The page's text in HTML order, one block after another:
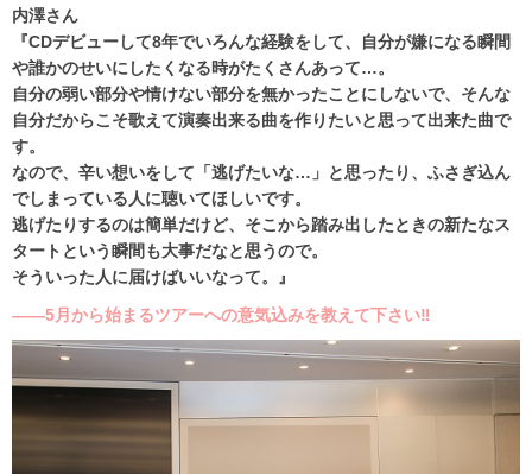
内澤さん
『CDデビューして8年でいろんな経験をして、自分が嫌になる瞬間
や誰かのせいにしたくなる時がたくさんあって…。
自分の弱い部分や情けない部分を無かったことにしないで、そんな
自分だからこそ歌えて演奏出来る曲を作りたいと思って出来た曲で
す。
なので、辛い想いをして「逃げたいな…」と思ったり、ふさぎ込ん
でしまっている人に聴いてほしいです。
逃げたりするのは簡単だけど、そこから踏み出したときの新たなス
タートという瞬間も大事だなと思うので。
そういった人に届けばいいなって。』
――5月から始まるツアーへの意気込みを教えて下さい‼